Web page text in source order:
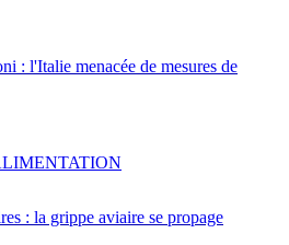
: l'Italie menacée de mesures de
: la grippe aviaire se propage